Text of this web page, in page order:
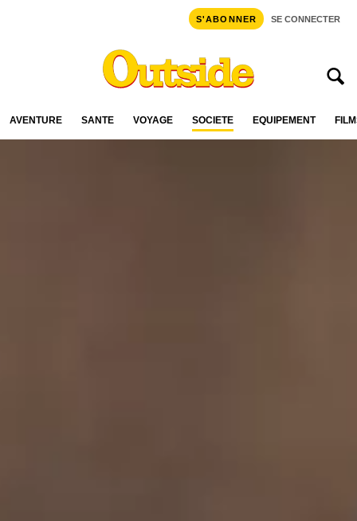
S'ABONNER SE CONNECTER
AVENTURE SANTÉ VOYAGE SOCIÉTÉ ÉQUIPEMENT